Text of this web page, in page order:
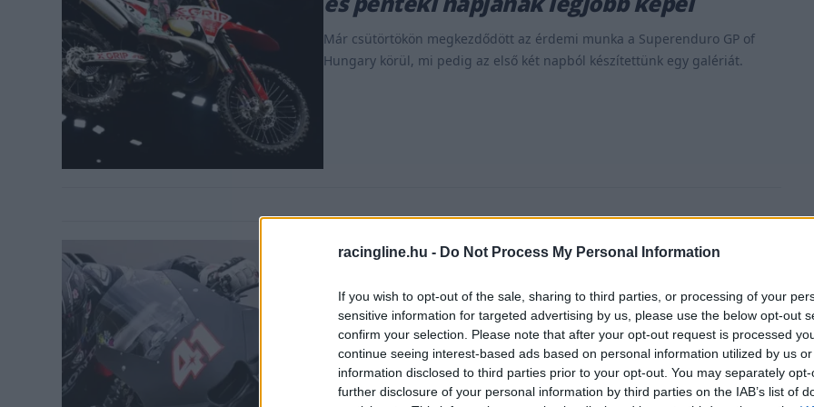
racingline.hu - Do Not Process My Personal Information
If you wish to opt-out of the sale, sharing to third parties, or processing of your
sensitive information for targeted advertising by us, please use the below opt-out
confirm your selection. Please note that after your opt-out request is processed
continue seeing interest-based ads based on personal information utilized by us
information disclosed to third parties prior to your opt-out. You may separately
further disclosure of your personal information by third parties on the IAB’s list of
Már csütörtökön megkezdődött az érdemi munka a Superenduro GP of
Hungary körül, mi pedig az első két napból készítettünk egy galériát.
MOTOR / 2026. JAN. 31.
A Honda vitte el a shakedown zárónapját,
a Yamaha is okkal lehet elégedett